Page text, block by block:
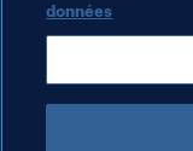
Belgium
Portugal
données